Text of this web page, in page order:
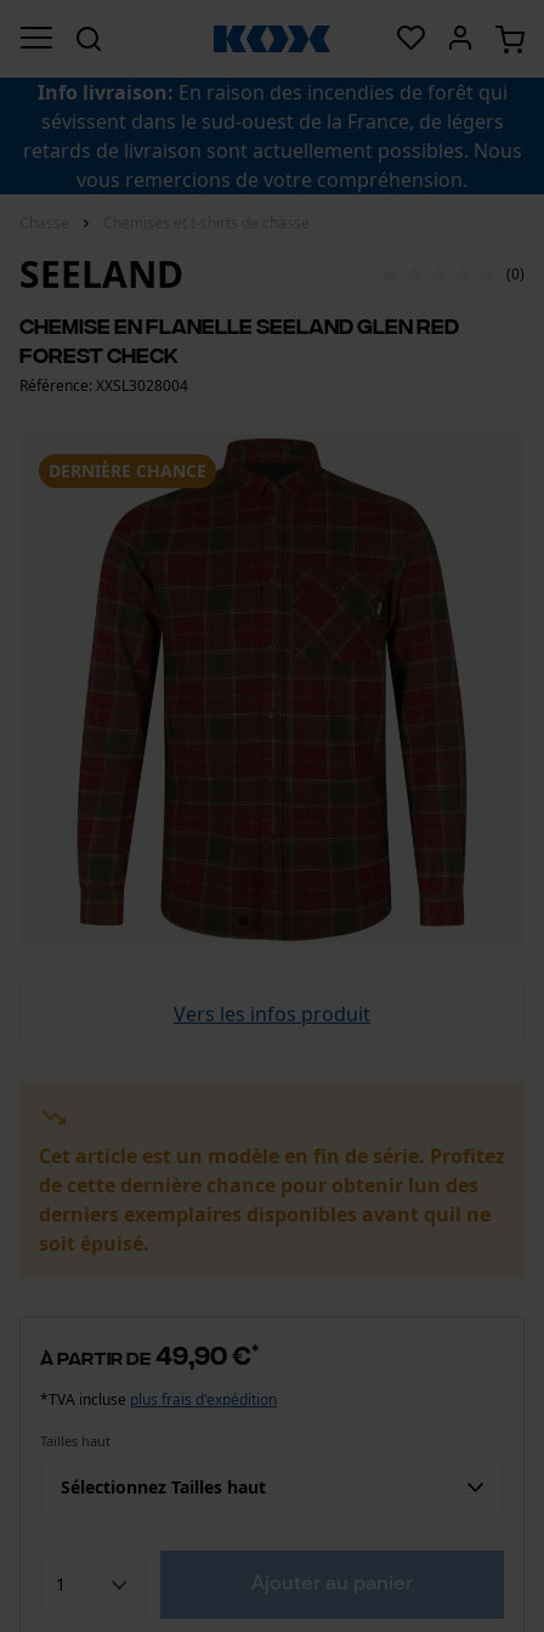
Info livraison: En raison des incendies de forêt qui
sévissent dans le sud-ouest de la France, de légers
retards de livraison sont actuellement possibles. Nous
vous remercions de votre compréhension.
DERNIÈRE CHANCE
SEELAND (0)
Chemise en flanelle Seeland Glen red
forest check
Référence: XXSL3028004
Vers les infos produit
Cet article est un modèle en fin de série. Profitez
de cette dernière chance pour obtenir lun des
derniers exemplaires disponibles avant quil ne
soit épuisé.
à partir de 49,90 €*
*TVA incluse plus frais d'expédition
Tailles haut
Sélectionnez Tailles haut
Ajouter au panier